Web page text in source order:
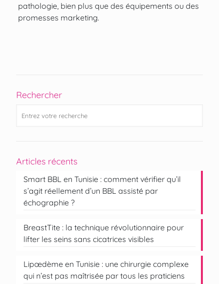
pathologie, bien plus que des équipements ou des
promesses marketing.
Rechercher
Articles récents
Smart BBL en Tunisie : comment vérifier qu’il
s’agit réellement d’un BBL assisté par
échographie ?
BreastTite : la technique révolutionnaire pour
lifter les seins sans cicatrices visibles
Lipœdème en Tunisie : une chirurgie complexe
qui n’est pas maîtrisée par tous les praticiens